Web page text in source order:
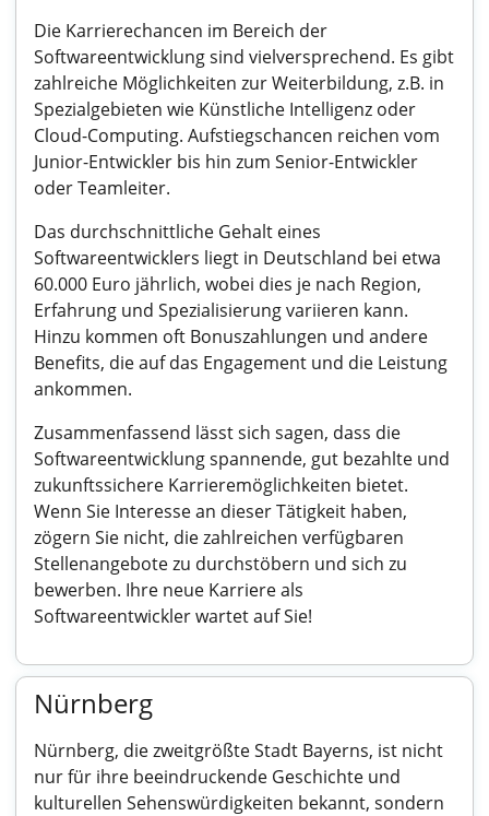
Die Karrierechancen im Bereich der
Softwareentwicklung sind vielversprechend. Es gibt
zahlreiche Möglichkeiten zur Weiterbildung, z.B. in
Spezialgebieten wie Künstliche Intelligenz oder
Cloud-Computing. Aufstiegschancen reichen vom
Junior-Entwickler bis hin zum Senior-Entwickler
oder Teamleiter.
Das durchschnittliche Gehalt eines
Softwareentwicklers liegt in Deutschland bei etwa
60.000 Euro jährlich, wobei dies je nach Region,
Erfahrung und Spezialisierung variieren kann.
Hinzu kommen oft Bonuszahlungen und andere
Benefits, die auf das Engagement und die Leistung
ankommen.
Zusammenfassend lässt sich sagen, dass die
Softwareentwicklung spannende, gut bezahlte und
zukunftssichere Karrieremöglichkeiten bietet.
Wenn Sie Interesse an dieser Tätigkeit haben,
zögern Sie nicht, die zahlreichen verfügbaren
Stellenangebote zu durchstöbern und sich zu
bewerben. Ihre neue Karriere als
Softwareentwickler wartet auf Sie!
Nürnberg
Nürnberg, die zweitgrößte Stadt Bayerns, ist nicht
nur für ihre beeindruckende Geschichte und
kulturellen Sehenswürdigkeiten bekannt, sondern